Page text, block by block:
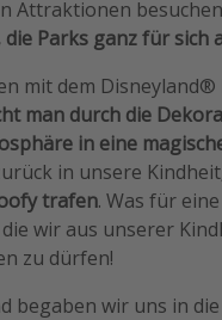
Attraktionen
Parks ganz für sich
mit dem Disneyland®
man durch die
in eine
in unsere
trafen. Was für
wir aus unserer
zu dürfen!
begaben wir uns in die